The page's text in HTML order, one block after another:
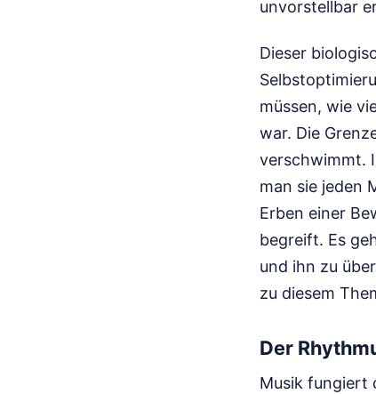
unvorstellbar
Dieser
müssen, wie
war. Die
verschwimmt.
man sie jeden
Erben einer
begreift. Es
und ihn zu
zu diesem
Der
Musik fungiert